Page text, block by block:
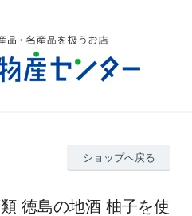
ショップへ戻る
徳島の地酒 柚子を使